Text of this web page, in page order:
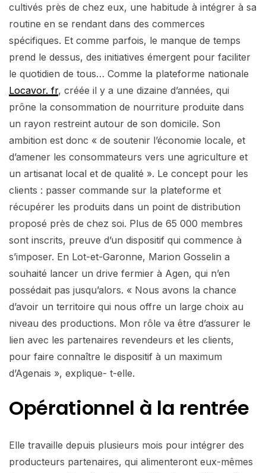
cultivés près de chez eux, une habitude à intégrer à sa
routine en se rendant dans des commerces
spécifiques. Et comme parfois, le manque de temps
prend le dessus, des initiatives émergent pour faciliter
le quotidien de tous… Comme la plateforme nationale
Locavor. fr, créée il y a une dizaine d’années, qui
prône la consommation de nourriture produite dans
un rayon restreint autour de son domicile. Son
ambition est donc « de soutenir l’économie locale, et
d’amener les consommateurs vers une agriculture et
un artisanat local et de qualité ». Le concept pour les
clients : passer commande sur la plateforme et
récupérer les produits dans un point de distribution
proposé près de chez soi. Plus de 65 000 membres
sont inscrits, preuve d’un dispositif qui commence à
s’imposer. En Lot-et-Garonne, Marion Gosselin a
souhaité lancer un drive fermier à Agen, qui n’en
possédait pas jusqu’alors. « Nous avons la chance
d’avoir un territoire qui nous offre un large choix au
niveau des productions. Mon rôle va être d’assurer le
lien avec les partenaires revendeurs et les clients,
pour faire connaître le dispositif à un maximum
d’Agenais », explique- t-elle.
Opérationnel à la rentrée
Elle travaille depuis plusieurs mois pour intégrer des
producteurs partenaires, qui alimenteront eux-mêmes